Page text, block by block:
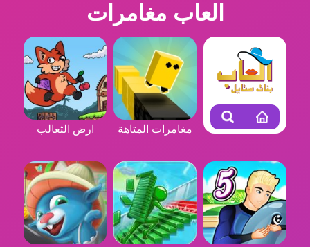
العاب مغامرات
مغامرات المتاهة ارض الثعالب